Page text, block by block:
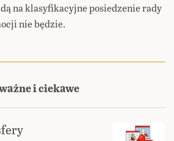
na klasyfikacyjne posiedzenie rady
nie będzie.
i ciekawe